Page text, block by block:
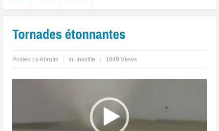
Tornades étonnantes
Posted byAbrutis in: Insolite 1849 Views